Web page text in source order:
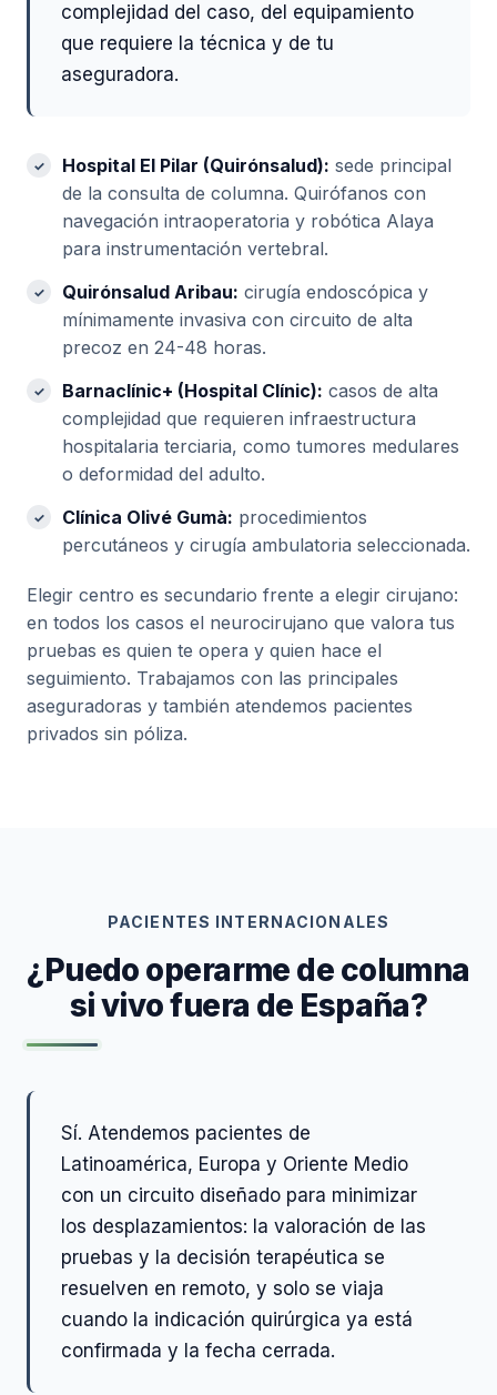
complejidad del caso, del equipamiento
que requiere la técnica y de tu
aseguradora.
Hospital El Pilar (Quirónsalud): sede principal
de la consulta de columna. Quirófanos con
navegación intraoperatoria y robótica Alaya
para instrumentación vertebral.
Quirónsalud Aribau: cirugía endoscópica y
mínimamente invasiva con circuito de alta
precoz en 24-48 horas.
Barnaclínic+ (Hospital Clínic): casos de alta
complejidad que requieren infraestructura
hospitalaria terciaria, como tumores medulares
o deformidad del adulto.
Clínica Olivé Gumà: procedimientos
percutáneos y cirugía ambulatoria seleccionada.
Elegir centro es secundario frente a elegir cirujano:
en todos los casos el neurocirujano que valora tus
pruebas es quien te opera y quien hace el
seguimiento. Trabajamos con las principales
aseguradoras y también atendemos pacientes
privados sin póliza.
PACIENTES INTERNACIONALES
¿Puedo operarme de columna
si vivo fuera de España?
Sí. Atendemos pacientes de
Latinoamérica, Europa y Oriente Medio
con un circuito diseñado para minimizar
los desplazamientos: la valoración de las
pruebas y la decisión terapéutica se
resuelven en remoto, y solo se viaja
cuando la indicación quirúrgica ya está
confirmada y la fecha cerrada.